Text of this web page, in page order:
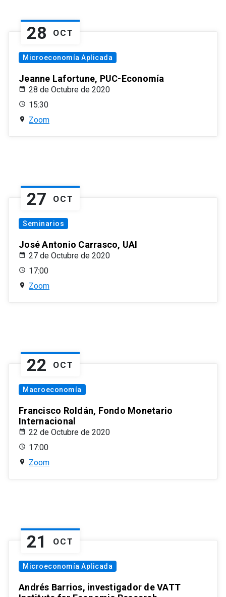
28 OCT
Microeconomía Aplicada
Jeanne Lafortune, PUC-Economía
28 de Octubre de 2020
15:30
Zoom
27 OCT
Seminarios
José Antonio Carrasco, UAI
27 de Octubre de 2020
17:00
Zoom
22 OCT
Macroeconomía
Francisco Roldán, Fondo Monetario
Internacional
22 de Octubre de 2020
17:00
Zoom
21 OCT
Microeconomía Aplicada
Andrés Barrios, investigador de VATT